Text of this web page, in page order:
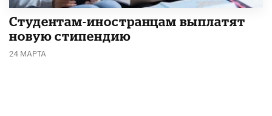
Студентам-иностранцам выплатят
новую стипендию
24 МАРТА